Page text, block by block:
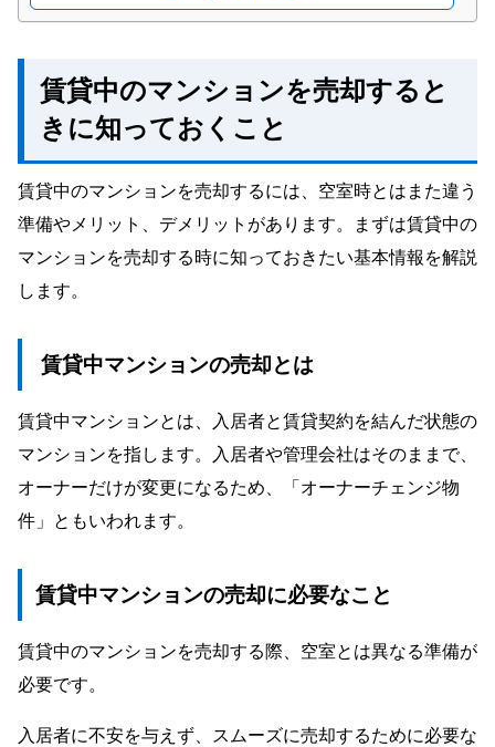
デメリット
空室状態マンションの売却
賃貸中のマンション売却で難しいこと
賃貸中マンションを高値、早期売却するポイ
ント
入居者の意思を確認する
不動産会社に直接買取してもらう
賃貸中のマンション売却が難しかったら、買取を考
える
賃貸中のマンションを売却すると
きに知っておくこと
賃貸中のマンションを売却するには、空室時とはまた違う
準備やメリット、デメリットがあります。まずは賃貸中の
マンションを売却する時に知っておきたい基本情報を解説
します。
賃貸中マンションの売却とは
賃貸中マンションとは、入居者と賃貸契約を結んだ状態の
マンションを指します。入居者や管理会社はそのままで、
オーナーだけが変更になるため、「オーナーチェンジ物
件」ともいわれます。
賃貸中マンションの売却に必要なこと
賃貸中のマンションを売却する際、空室とは異なる準備が
必要です。
入居者に不安を与えず、スムーズに売却するために必要な